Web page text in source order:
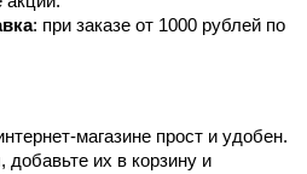
: при заказе от 1000 рублей по
магазине прост и удобен.
их в корзину и